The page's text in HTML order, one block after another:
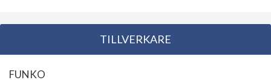
TILLVERKARE
FUNKO